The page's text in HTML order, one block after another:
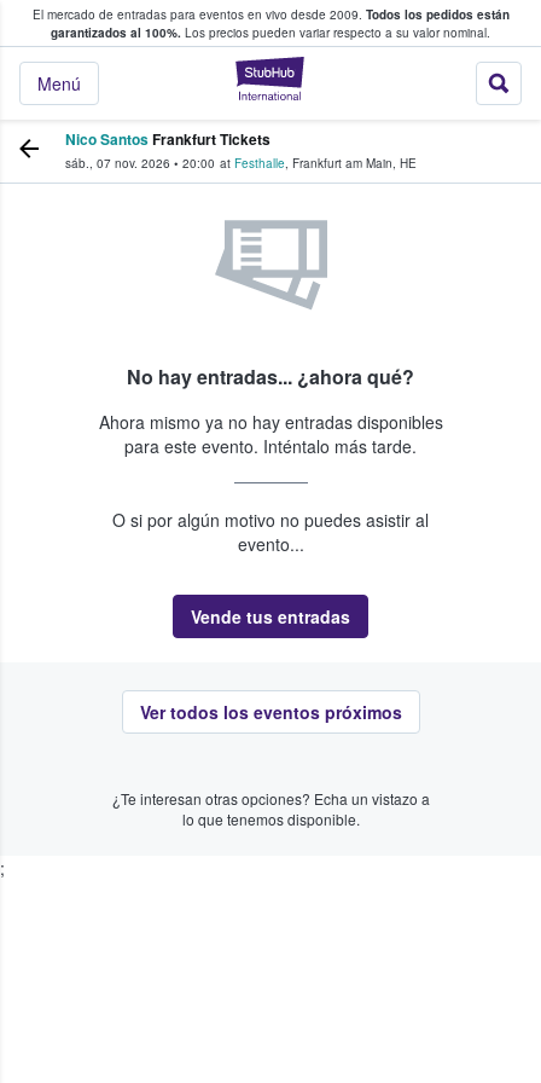
El mercado de entradas para eventos en vivo desde 2009. Todos los pedidos están
garantizados al 100%. Los precios pueden variar respecto a su valor nominal.
StubHub:
Menú
y venta de entradas entre fans
Nico SantosFrankfurt Tickets
sáb., 07 nov. 2026 • 20:00 at Festhalle, Frankfurt am Main, HE
No hay entradas... ¿ahora qué?
Ahora mismo ya no hay entradas disponibles
para este evento. Inténtalo más tarde.
O si por algún motivo no puedes asistir al
evento...
Vende tus entradas
Ver todos los eventos próximos
¿Te interesan otras opciones? Echa un vistazo a
lo que tenemos disponible.
;